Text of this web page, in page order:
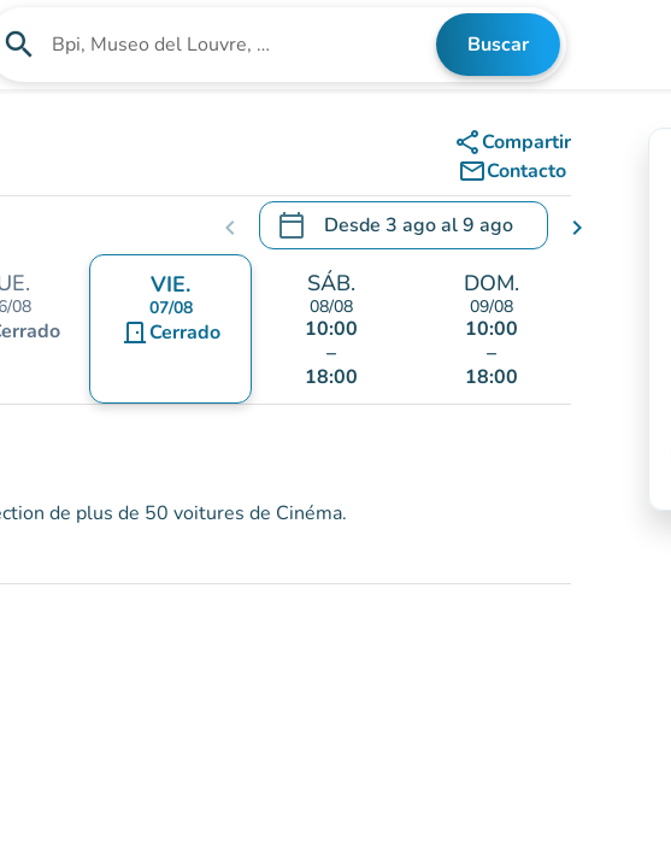
search Buscar un establecimiento Buscar
shareCompartir
mail_outlineContacto
chevron_left calendar_today Desde 3 agoal9 ago
.Abra el calendario para cambiar las fechas
chevron_right
08
VIE.
07/08
door_frontCerrado
SÁB.
08/08
10:00
–
18:00
DOM.
09/08
10:00
–
18:00
de plus de 50 voitures de Cinéma.